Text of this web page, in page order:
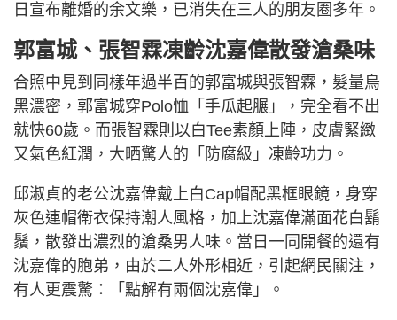
日宣布離婚的余文樂，已消失在三人的朋友圈多年。
郭富城、張智霖凍齡沈嘉偉散發滄桑味
合照中見到同樣年過半百的郭富城與張智霖，髮量烏
黑濃密，郭富城穿Polo恤「手瓜起𦟌」，完全看不出
就快60歲。而張智霖則以白Tee素顏上陣，皮膚緊緻
又氣色紅潤，大晒驚人的「防腐級」凍齡功力。
邱淑貞的老公沈嘉偉戴上白Cap帽配黑框眼鏡，身穿
灰色連帽衛衣保持潮人風格，加上沈嘉偉滿面花白鬍
鬚，散發出濃烈的滄桑男人味。當日一同開餐的還有
沈嘉偉的胞弟，由於二人外形相近，引起網民關注，
有人更震驚：「點解有兩個沈嘉偉」。